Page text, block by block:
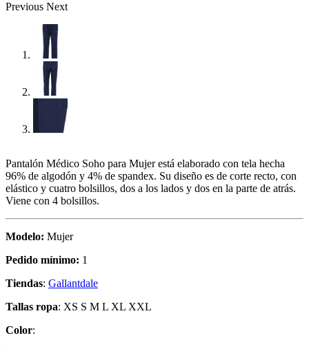
Previous Next
Pantalón Médico Soho para Mujer está elaborado con tela hecha
96% de algodón y 4% de spandex. Su diseño es de corte recto, con
elástico y cuatro bolsillos, dos a los lados y dos en la parte de atrás.
Viene con 4 bolsillos.
Modelo: Mujer
Pedido mínimo: 1
Tiendas: Gallantdale
Tallas ropa: XS S M L XL XXL
Color: